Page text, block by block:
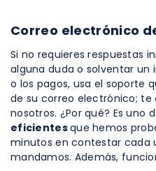
Correo electrónico
Si no requieres respuestas
alguna duda o solventar
o los pagos, usa el soporte
de su correo electrónico;
nosotros. ¿Por qué? Es uno
eficientesque hemos
minutos en contestar cada
mandamos. Además,